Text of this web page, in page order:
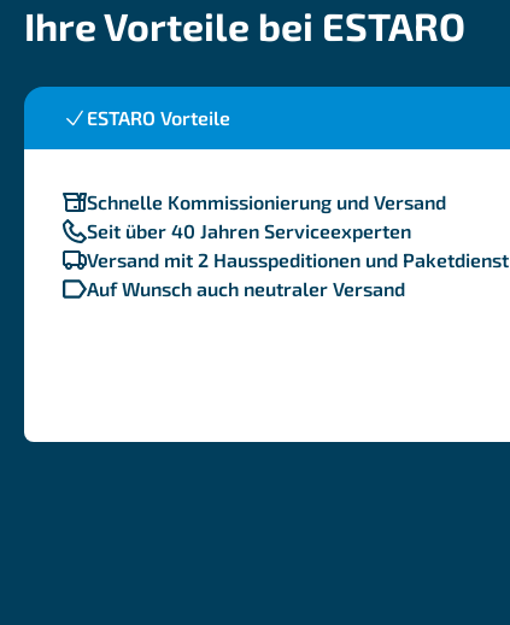
Ihre Vorteile bei ESTARO
ESTARO Vorteile
Schnelle Kommissionierung und Versand
Seit über 40 Jahren Serviceexperten
Versand mit 2 Hausspeditionen und Paketdienst
Auf Wunsch auch neutraler Versand